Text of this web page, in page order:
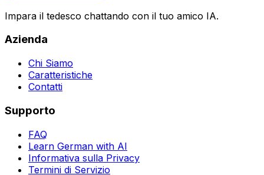
Impara il tedesco chattando con il tuo amico IA.
Azienda
Chi Siamo
Caratteristiche
Contatti
Supporto
FAQ
Learn German with AI
Informativa sulla Privacy
Termini di Servizio